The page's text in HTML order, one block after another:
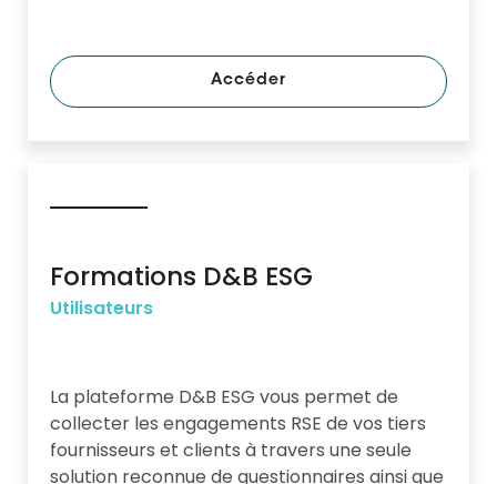
Accéder
Formations D&B ESG
Utilisateurs
La plateforme D&B ESG vous permet de
collecter les engagements RSE de vos tiers
fournisseurs et clients à travers une seule
solution reconnue de questionnaires ainsi que